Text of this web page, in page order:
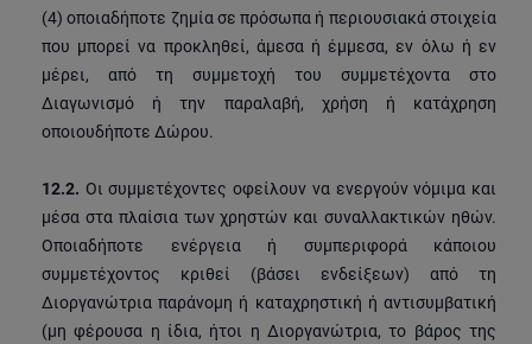
(4) οποιαδήποτε ζημία σε πρόσωπα ή περιουσιακά στοιχεία
που μπορεί να προκληθεί, άμεσα ή έμμεσα, εν όλω ή εν
μέρει, από τη συμμετοχή του συμμετέχοντα στο
Διαγωνισμό ή την παραλαβή, χρήση ή κατάχρηση
οποιουδήποτε Δώρου.
12.2. Οι συμμετέχοντες οφείλουν να ενεργούν νόμιμα και
μέσα στα πλαίσια των χρηστών και συναλλακτικών ηθών.
Οποιαδήποτε ενέργεια ή συμπεριφορά κάποιου
συμμετέχοντος κριθεί (βάσει ενδείξεων) από τη
Διοργανώτρια παράνομη ή καταχρηστική ή αντισυμβατική
(μη φέρουσα η ίδια, ήτοι η Διοργανώτρια, το βάρος της